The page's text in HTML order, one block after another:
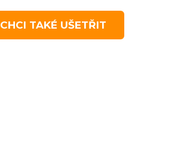
CHCI TAKÉ UŠETŘIT